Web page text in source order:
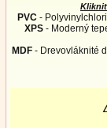
PVC-
XPS- Moderný
MDF - Drevovláknité